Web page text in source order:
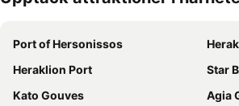
Port of Hersonissos
Heraklion Port
Star
Kato Gouves
Agia